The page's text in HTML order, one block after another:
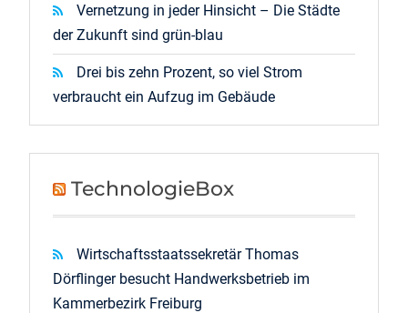
Vernetzung in jeder Hinsicht – Die Städte
der Zukunft sind grün-blau
Drei bis zehn Prozent, so viel Strom
verbraucht ein Aufzug im Gebäude
TechnologieBox
Wirtschaftsstaatssekretär Thomas
Dörflinger besucht Handwerksbetrieb im
Kammerbezirk Freiburg